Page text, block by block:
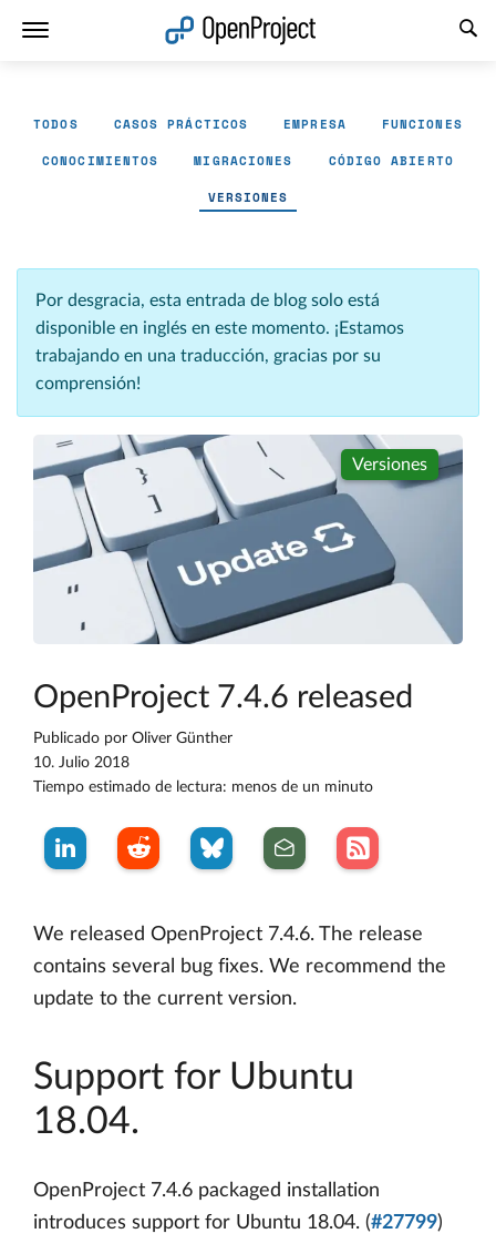
TODOS CASOS PRÁCTICOS EMPRESA FUNCIONES
CONOCIMIENTOS MIGRACIONES CÓDIGO ABIERTO
VERSIONES
Por desgracia, esta entrada de blog solo está
disponible en inglés en este momento. ¡Estamos
trabajando en una traducción, gracias por su
comprensión!
Versiones
OpenProject 7.4.6 released
Publicado por Oliver Günther
10. Julio 2018
Tiempo estimado de lectura: menos de un minuto
We released OpenProject 7.4.6. The release
contains several bug fixes. We recommend the
update to the current version.
Support for Ubuntu
18.04.
OpenProject 7.4.6 packaged installation
introduces support for Ubuntu 18.04. (#27799)
Abrir vínculo en un nuevo panel